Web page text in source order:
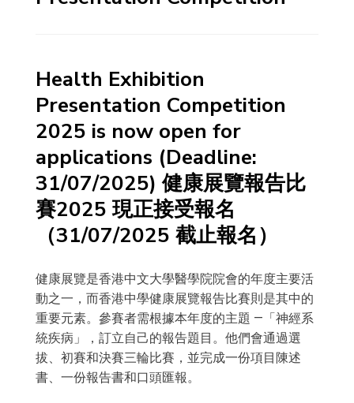
Health Exhibition
Presentation Competition
2025 is now open for
applications (Deadline:
31/07/2025) 健康展覽報告比
賽2025 現正接受報名
（31/07/2025 截止報名）
健康展覽是香港中文大學醫學院院會的年度主要活
動之一，而香港中學健康展覽報告比賽則是其中的
重要元素。參賽者需根據本年度的主題 —「神經系
統疾病」，訂立自己的報告題目。他們會通過選
拔、初賽和決賽三輪比賽，並完成一份項目陳述
書、一份報告書和口頭匯報。